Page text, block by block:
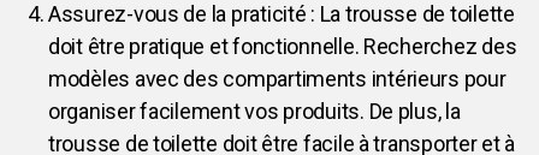
Assurez-vous de la praticité : La trousse de toilette
doit être pratique et fonctionnelle. Recherchez des
modèles avec des compartiments intérieurs pour
organiser facilement vos produits. De plus, la
trousse de toilette doit être facile à transporter et à